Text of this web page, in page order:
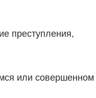
преступления,
или совершенном